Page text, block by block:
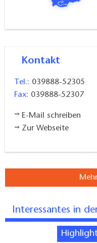
Kontakt
Tel.: 039888-52305
Fax: 039888-52307
E-Mail schreiben
Zur Webseite
Interessantes in